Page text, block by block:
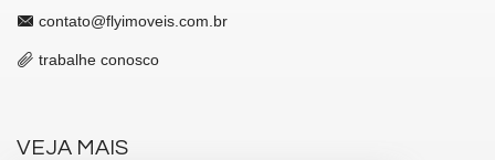
contato@flyimoveis.com.br
trabalhe conosco
VEJA MAIS